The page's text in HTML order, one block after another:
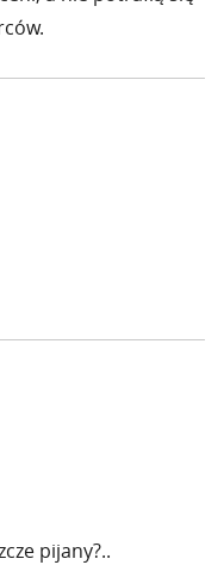
pijany?..